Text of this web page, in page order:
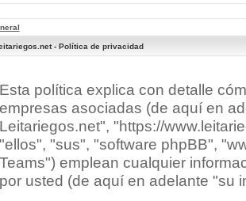
- Política de privacidad
Esta política explica con detalle
empresas asociadas (de aquí en
Leitariegos.net", "https://
"ellos", "sus", "software phpBB",
Teams") emplean cualquier
por usted (de aquí en adelante "su